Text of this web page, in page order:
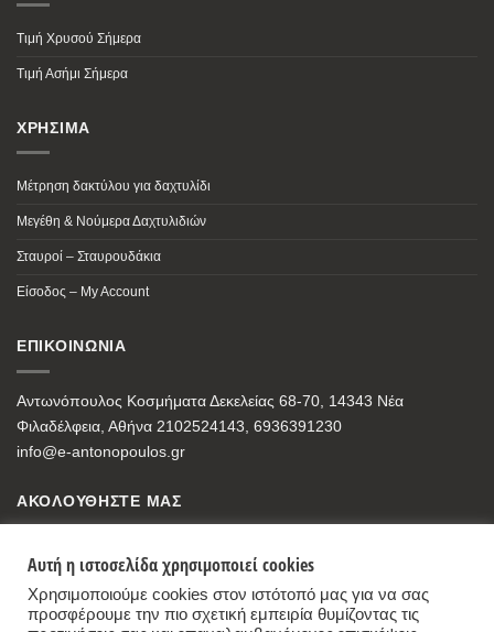
Τιμή Χρυσού Σήμερα
Τιμή Ασήμι Σήμερα
ΧΡΗΣΙΜΑ
Μέτρηση δακτύλου για δαχτυλίδι
Μεγέθη & Νούμερα Δαχτυλιδιών
Σταυροί – Σταυρουδάκια
Είσοδος – My Account
ΕΠΙΚΟΙΝΩΝΙΑ
Αντωνόπουλος Κοσμήματα Δεκελείας 68-70, 14343 Νέα
Φιλαδέλφεια, Αθήνα 2102524143, 6936391230
info@e-antonopoulos.gr
ΑΚΟΛΟΥΘΗΣΤΕ ΜΑΣ
Αυτή η ιστοσελίδα χρησιμοποιεί cookies
Χρησιμοποιούμε cookies στον ιστότοπό μας για να σας
προσφέρουμε την πιο σχετική εμπειρία θυμίζοντας τις